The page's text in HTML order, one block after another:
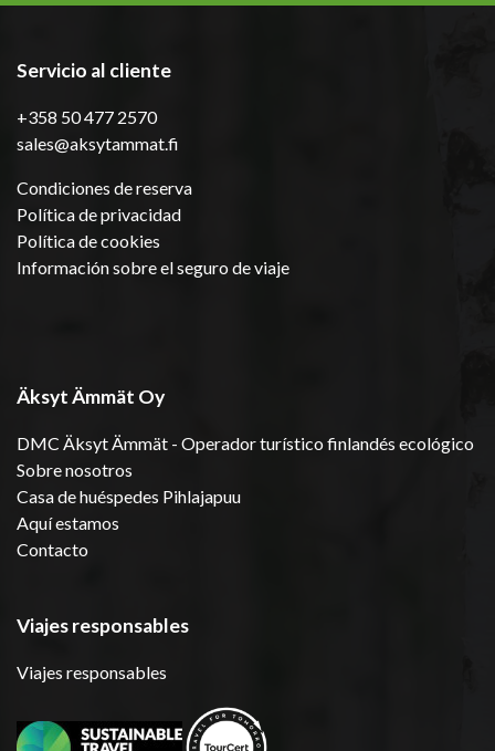
Servicio al cliente
+358 50 477 2570
sales@aksytammat.fi
Condiciones de reserva
Política de privacidad
Política de cookies
Información sobre el seguro de viaje
Äksyt Ämmät Oy
DMC Äksyt Ämmät - Operador turístico finlandés ecológico
Sobre nosotros
Casa de huéspedes Pihlajapuu
Aquí estamos
Contacto
Viajes responsables
Viajes responsables